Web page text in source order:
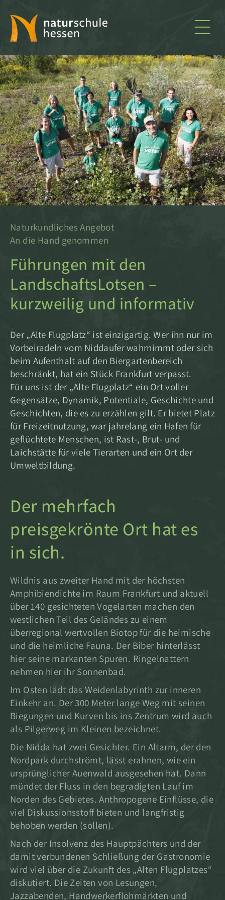
naturschule
hessen
Naturkundliches Angebot
An die Hand genommen
Führungen mit den
LandschaftsLotsen –
kurzweilig und informativ
Der „Alte Flugplatz“ ist einzigartig. Wer ihn nur im
Vorbeiradeln vom Niddaufer wahrnimmt oder sich
beim Aufenthalt auf den Biergartenbereich
beschränkt, hat ein Stück Frankfurt verpasst.
Für uns ist der „Alte Flugplatz“ ein Ort voller
Gegensätze, Dynamik, Potentiale, Geschichte und
Geschichten, die es zu erzählen gilt. Er bietet Platz
für Freizeitnutzung, war jahrelang ein Hafen für
geflüchtete Menschen, ist Rast-, Brut- und
Laichstätte für viele Tierarten und ein Ort der
Umweltbildung.
Der mehrfach
preisgekrönte Ort hat es
in sich.
Wildnis aus zweiter Hand mit der höchsten
Amphibiendichte im Raum Frankfurt und aktuell
über 140 gesichteten Vogelarten machen den
westlichen Teil des Geländes zu einem
überregional wertvollen Biotop für die heimische
und die heimliche Fauna. Der Biber hinterlässt
hier seine markanten Spuren. Ringelnattern
nehmen hier ihr Sonnenbad.
Im Osten lädt das Weidenlabyrinth zur inneren
Einkehr an. Der 300 Meter lange Weg mit seinen
Biegungen und Kurven bis ins Zentrum wird auch
als Pilgerweg im Kleinen bezeichnet.
Die Nidda hat zwei Gesichter. Ein Altarm, der den
Nordpark durchströmt, lässt erahnen, wie ein
ursprünglicher Auenwald ausgesehen hat. Dann
mündet der Fluss in den begradigten Lauf im
Norden des Gebietes. Anthropogene Einflüsse, die
viel Diskussionsstoff bieten und langfristig
behoben werden (sollen).
Nach der Insolvenz des Hauptpächters und der
damit verbundenen Schließung der Gastronomie
wird viel über die Zukunft des „Alten Flugplatzes“
diskutiert. Die Zeiten von Lesungen,
Jazzabenden, Handwerkerflohmärkten und